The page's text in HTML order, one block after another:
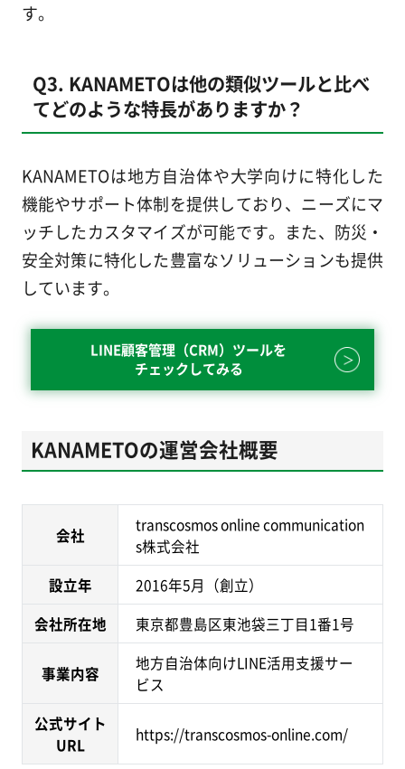
す。
Q3. KANAMETOは他の類似ツールと比べ
てどのような特長がありますか？
KANAMETOは地方自治体や大学向けに特化した
機能やサポート体制を提供しており、ニーズにマ
ッチしたカスタマイズが可能です。また、防災・
安全対策に特化した豊富なソリューションも提供
しています。
LINE顧客管理（CRM）ツールを
チェックしてみる
KANAMETOの運営会社概要
会社
transcosmos online communication
s株式会社
設立年
2016年5月（創立）
会社所在地
東京都豊島区東池袋三丁目1番1号
事業内容
地方自治体向けLINE活用支援サー
ビス
公式サイト
URL
https://transcosmos-online.com/